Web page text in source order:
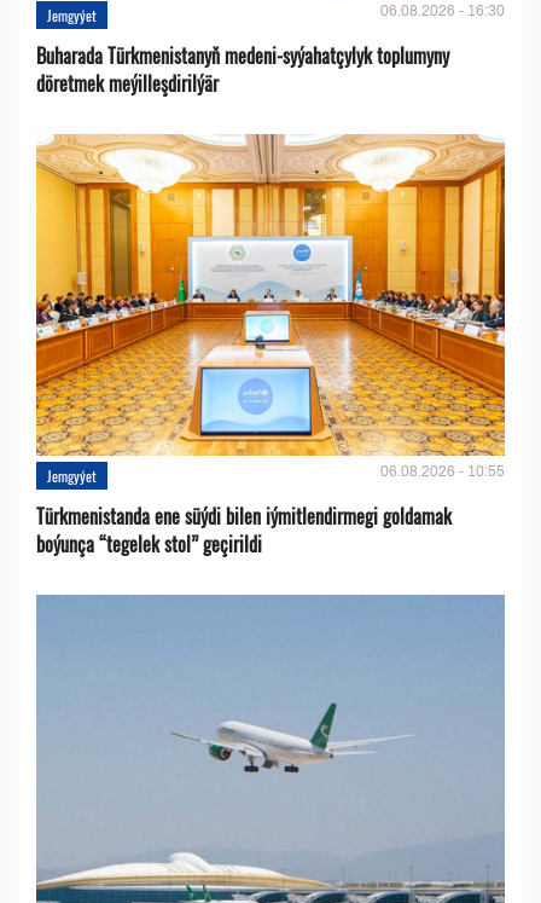
Jemgyýet 06.08.2026 - 16:30
Buharada Türkmenistanyň medeni-syýahatçylyk toplumyny
döretmek meýilleşdirilýär
Jemgyýet 06.08.2026 - 10:55
Türkmenistanda ene süýdi bilen iýmitlendirmegi goldamak
boýunça “tegelek stol” geçirildi